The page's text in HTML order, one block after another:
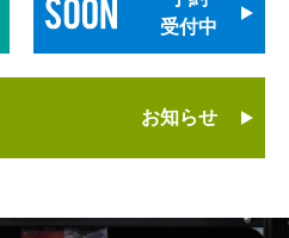
受付中
お知らせ